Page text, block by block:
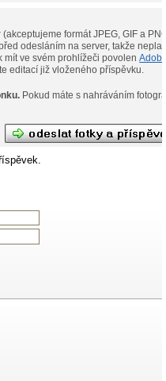
(akceptujeme formát JPEG, GIF a
odesláním na server, takže
omezení. Musíte však mít ve svém prohlížeči povolen
editací již vloženého příspěvku.